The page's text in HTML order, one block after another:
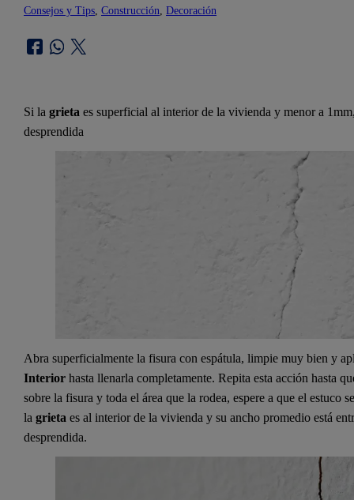
Consejos y Tips Construcción Decoración
Si la grieta es superficial al interior de la vivienda y menor a
desprendida
Abra superficialmente la fisura con espátula, limpie muy bien y
Interior hasta llenarla completamente. Repita esta acción hasta
sobre la fisura y toda el área que la rodea, espere a que el estuco
la grieta es al interior de la vivienda y su ancho promedio está
desprendida.